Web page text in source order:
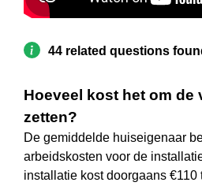
44 related questions
Hoeveel kost het om de
zetten?
De gemiddelde huiseigenaar
arbeidskosten voor de
installatie kost doorgaans €110